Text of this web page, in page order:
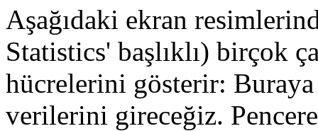
Aşağıdaki ekran
Statistics' başlıklı) birçok
hücrelerini gösterir:
verilerini gireceğiz.